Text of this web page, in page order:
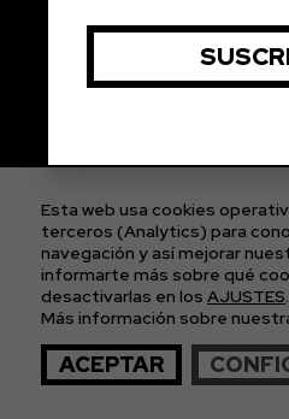
Esta web usa cookies
terceros (Analytics) para
navegación y así mejorar
informarte más sobre qué
desactivarlas en los AJUSTES.
Más información sobre
ACEPTAR